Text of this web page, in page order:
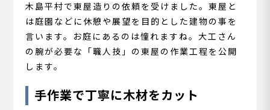
木島平村で東屋造りの依頼を受けました。東屋と
は庭園などに休憩や展望を目的とした建物の事を
言います。お庭にあるのは憧れますね。大工さん
の腕が必要な「職人技」の東屋の作業工程を公開
します。
手作業で丁寧に木材をカット